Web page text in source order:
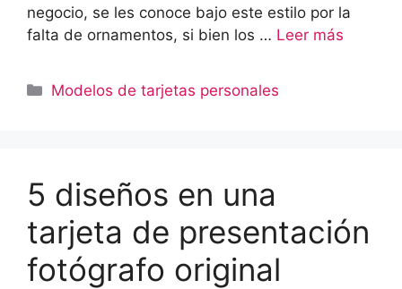
negocio, se les conoce bajo este estilo por la
falta de ornamentos, si bien los … Leer más
Categorías
Modelos de tarjetas personales
5 diseños en una
tarjeta de presentación
fotógrafo original